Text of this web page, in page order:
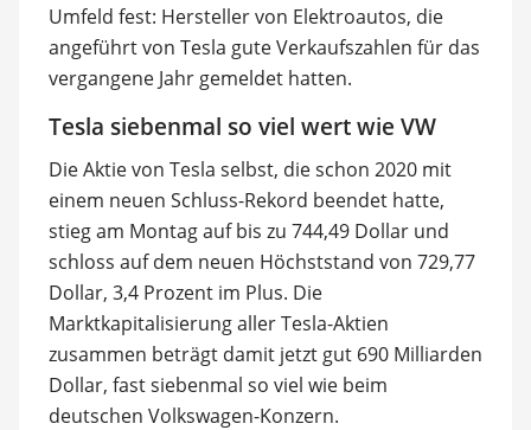
Umfeld fest: Hersteller von Elektroautos, die
angeführt von Tesla gute Verkaufszahlen für das
vergangene Jahr gemeldet hatten.
Tesla siebenmal so viel wert wie VW
Die Aktie von Tesla selbst, die schon 2020 mit
einem neuen Schluss-Rekord beendet hatte,
stieg am Montag auf bis zu 744,49 Dollar und
schloss auf dem neuen Höchststand von 729,77
Dollar, 3,4 Prozent im Plus. Die
Marktkapitalisierung aller Tesla-Aktien
zusammen beträgt damit jetzt gut 690 Milliarden
Dollar, fast siebenmal so viel wie beim
deutschen Volkswagen-Konzern.